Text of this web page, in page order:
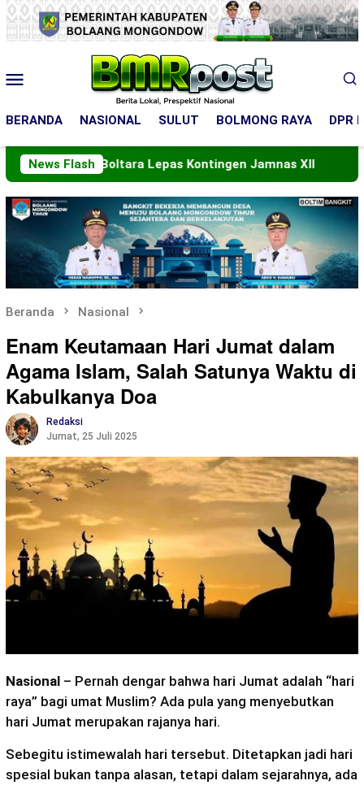
Loncat
ke
konten
Mobile
BERANDA NASIONAL SULUT BOLMONG RAYA DPR
News Flash
Bupati Boltara Lepas Kontingen Jamnas XII
Beranda Nasional
Enam Keutamaan Hari Jumat dalam
Agama Islam, Salah Satunya Waktu di
Kabulkanya Doa
Redaksi
Jumat, 25 Juli 2025
Nasional – Pernah dengar bahwa hari Jumat adalah “hari
raya” bagi umat Muslim? Ada pula yang menyebutkan
hari Jumat merupakan rajanya hari.
Sebegitu istimewalah hari tersebut. Ditetapkan jadi hari
spesial bukan tanpa alasan, tetapi dalam sejarahnya, ada